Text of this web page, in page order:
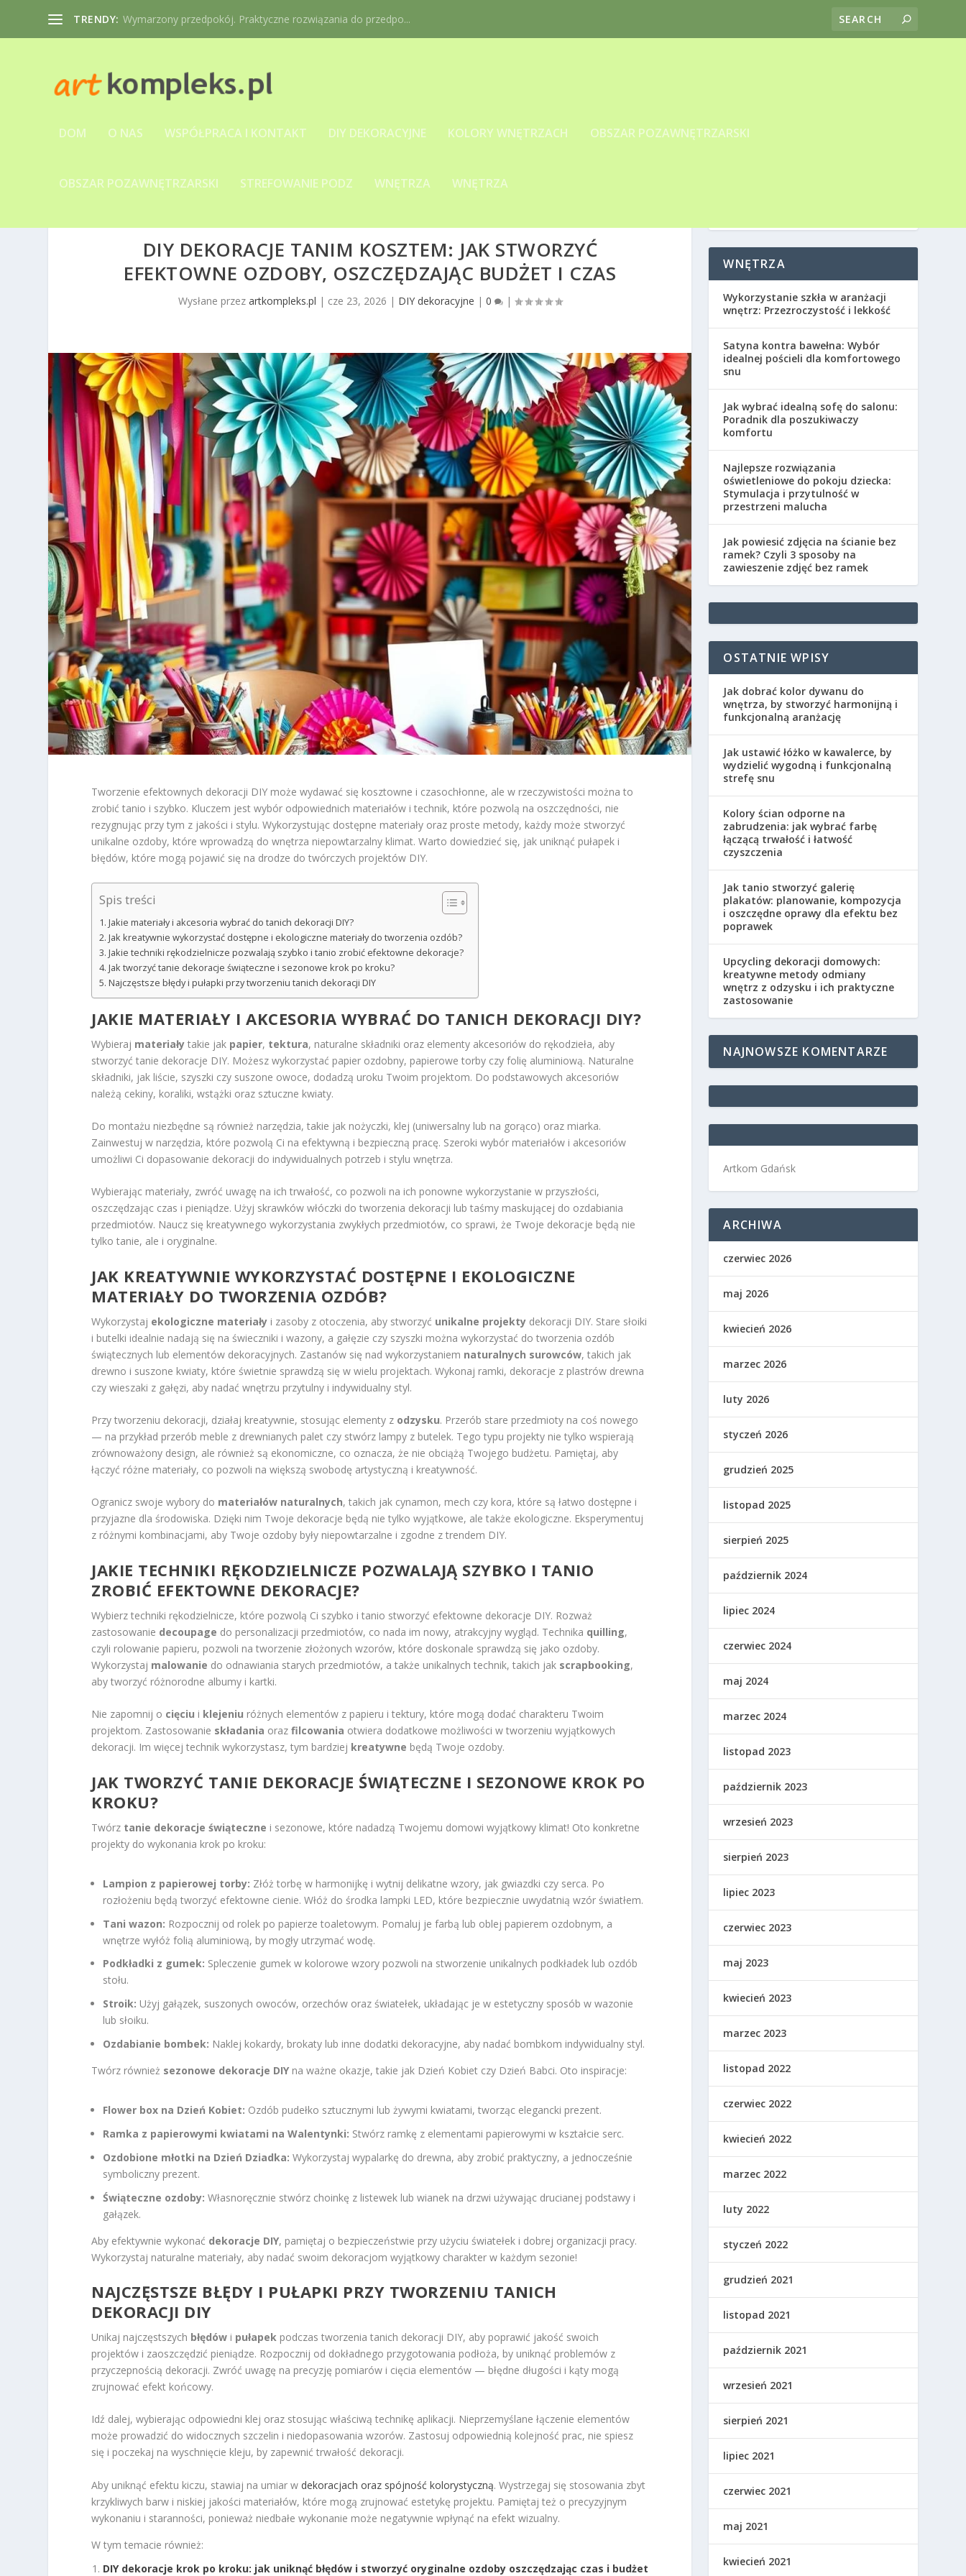
TRENDY: Wymarzony przedpokój. Praktyczne rozwiązania do przedpo...
DOM O NAS WSPÓŁPRACA I KONTAKT DIY DEKORACYJNE KOLORY WNĘTRZACH OBSZAR POZAWNĘTRZARSKI
OBSZAR POZAWNĘTRZARSKI STREFOWANIE PODZ WNĘTRZA WNĘTRZA
DIY DEKORACJE TANIM KOSZTEM: JAK STWORZYĆ
EFEKTOWNE OZDOBY, OSZCZĘDZAJĄC BUDŻET I CZAS
Wysłane przez artkompleks.pl | cze 23, 2026 | DIY dekoracyjne | 0 |
Tworzenie efektownych dekoracji DIY może wydawać się kosztowne i czasochłonne, ale w rzeczywistości można to
zrobić tanio i szybko. Kluczem jest wybór odpowiednich materiałów i technik, które pozwolą na oszczędności, nie
rezygnując przy tym z jakości i stylu. Wykorzystując dostępne materiały oraz proste metody, każdy może stworzyć
unikalne ozdoby, które wprowadzą do wnętrza niepowtarzalny klimat. Warto dowiedzieć się, jak uniknąć pułapek i
błędów, które mogą pojawić się na drodze do twórczych projektów DIY.
Spis treści
Jakie materiały i akcesoria wybrać do tanich dekoracji DIY?
Jak kreatywnie wykorzystać dostępne i ekologiczne materiały do tworzenia ozdób?
Jakie techniki rękodzielnicze pozwalają szybko i tanio zrobić efektowne dekoracje?
Jak tworzyć tanie dekoracje świąteczne i sezonowe krok po kroku?
Najczęstsze błędy i pułapki przy tworzeniu tanich dekoracji DIY
JAKIE MATERIAŁY I AKCESORIA WYBRAĆ DO TANICH DEKORACJI DIY?
Wybieraj materiały takie jak papier, tektura, naturalne składniki oraz elementy akcesoriów do rękodzieła, aby
stworzyć tanie dekoracje DIY. Możesz wykorzystać papier ozdobny, papierowe torby czy folię aluminiową. Naturalne
składniki, jak liście, szyszki czy suszone owoce, dodadzą uroku Twoim projektom. Do podstawowych akcesoriów
należą cekiny, koraliki, wstążki oraz sztuczne kwiaty.
Do montażu niezbędne są również narzędzia, takie jak nożyczki, klej (uniwersalny lub na gorąco) oraz miarka.
Zainwestuj w narzędzia, które pozwolą Ci na efektywną i bezpieczną pracę. Szeroki wybór materiałów i akcesoriów
umożliwi Ci dopasowanie dekoracji do indywidualnych potrzeb i stylu wnętrza.
Wybierając materiały, zwróć uwagę na ich trwałość, co pozwoli na ich ponowne wykorzystanie w przyszłości,
oszczędzając czas i pieniądze. Użyj skrawków włóczki do tworzenia dekoracji lub taśmy maskującej do ozdabiania
przedmiotów. Naucz się kreatywnego wykorzystania zwykłych przedmiotów, co sprawi, że Twoje dekoracje będą nie
tylko tanie, ale i oryginalne.
JAK KREATYWNIE WYKORZYSTAĆ DOSTĘPNE I EKOLOGICZNE
MATERIAŁY DO TWORZENIA OZDÓB?
Wykorzystaj ekologiczne materiały i zasoby z otoczenia, aby stworzyć unikalne projekty dekoracji DIY. Stare słoiki
i butelki idealnie nadają się na świeczniki i wazony, a gałęzie czy szyszki można wykorzystać do tworzenia ozdób
świątecznych lub elementów dekoracyjnych. Zastanów się nad wykorzystaniem naturalnych surowców, takich jak
drewno i suszone kwiaty, które świetnie sprawdzą się w wielu projektach. Wykonaj ramki, dekoracje z plastrów drewna
czy wieszaki z gałęzi, aby nadać wnętrzu przytulny i indywidualny styl.
Przy tworzeniu dekoracji, działaj kreatywnie, stosując elementy z odzysku. Przerób stare przedmioty na coś nowego
— na przykład przerób meble z drewnianych palet czy stwórz lampy z butelek. Tego typu projekty nie tylko wspierają
zrównoważony design, ale również są ekonomiczne, co oznacza, że nie obciążą Twojego budżetu. Pamiętaj, aby
łączyć różne materiały, co pozwoli na większą swobodę artystyczną i kreatywność.
Ogranicz swoje wybory do materiałów naturalnych, takich jak cynamon, mech czy kora, które są łatwo dostępne i
przyjazne dla środowiska. Dzięki nim Twoje dekoracje będą nie tylko wyjątkowe, ale także ekologiczne. Eksperymentuj
z różnymi kombinacjami, aby Twoje ozdoby były niepowtarzalne i zgodne z trendem DIY.
JAKIE TECHNIKI RĘKODZIELNICZE POZWALAJĄ SZYBKO I TANIO
ZROBIĆ EFEKTOWNE DEKORACJE?
Wybierz techniki rękodzielnicze, które pozwolą Ci szybko i tanio stworzyć efektowne dekoracje DIY. Rozważ
zastosowanie decoupage do personalizacji przedmiotów, co nada im nowy, atrakcyjny wygląd. Technika quilling,
czyli rolowanie papieru, pozwoli na tworzenie złożonych wzorów, które doskonale sprawdzą się jako ozdoby.
Wykorzystaj malowanie do odnawiania starych przedmiotów, a także unikalnych technik, takich jak scrapbooking,
aby tworzyć różnorodne albumy i kartki.
Nie zapomnij o cięciu i klejeniu różnych elementów z papieru i tektury, które mogą dodać charakteru Twoim
projektom. Zastosowanie składania orazfilcowania otwiera dodatkowe możliwości w tworzeniu wyjątkowych
dekoracji. Im więcej technik wykorzystasz, tym bardziej kreatywne będą Twoje ozdoby.
JAK TWORZYĆ TANIE DEKORACJE ŚWIĄTECZNE I SEZONOWE KROK PO
KROKU?
Twórz tanie dekoracje świąteczne i sezonowe, które nadadzą Twojemu domowi wyjątkowy klimat! Oto konkretne
projekty do wykonania krok po kroku:
Lampion z papierowej torby: Złóż torbę w harmonijkę i wytnij delikatne wzory, jak gwiazdki czy serca. Po
rozłożeniu będą tworzyć efektowne cienie. Włóż do środka lampki LED, które bezpiecznie uwydatnią wzór światłem.
Tani wazon: Rozpocznij od rolek po papierze toaletowym. Pomaluj je farbą lub oblej papierem ozdobnym, a
wnętrze wyłóż folią aluminiową, by mogły utrzymać wodę.
Podkładki z gumek: Spleczenie gumek w kolorowe wzory pozwoli na stworzenie unikalnych podkładek lub ozdób
stołu.
Stroik: Użyj gałązek, suszonych owoców, orzechów oraz światełek, układając je w estetyczny sposób w wazonie
lub słoiku.
Ozdabianie bombek: Naklej kokardy, brokaty lub inne dodatki dekoracyjne, aby nadać bombkom indywidualny styl.
Twórz również sezonowe dekoracje DIY na ważne okazje, takie jak Dzień Kobiet czy Dzień Babci. Oto inspiracje:
Flower box na Dzień Kobiet: Ozdób pudełko sztucznymi lub żywymi kwiatami, tworząc elegancki prezent.
Ramka z papierowymi kwiatami na Walentynki: Stwórz ramkę z elementami papierowymi w kształcie serc.
Ozdobione młotki na Dzień Dziadka: Wykorzystaj wypalarkę do drewna, aby zrobić praktyczny, a jednocześnie
symboliczny prezent.
Świąteczne ozdoby: Własnoręcznie stwórz choinkę z listewek lub wianek na drzwi używając drucianej podstawy i
gałązek.
Aby efektywnie wykonać dekoracje DIY, pamiętaj o bezpieczeństwie przy użyciu światełek i dobrej organizacji pracy.
Wykorzystaj naturalne materiały, aby nadać swoim dekoracjom wyjątkowy charakter w każdym sezonie!
NAJCZĘSTSZE BŁĘDY I PUŁAPKI PRZY TWORZENIU TANICH
DEKORACJI DIY
Unikaj najczęstszych błędów i pułapek podczas tworzenia tanich dekoracji DIY, aby poprawić jakość swoich
projektów i zaoszczędzić pieniądze. Rozpocznij od dokładnego przygotowania podłoża, by uniknąć problemów z
przyczepnością dekoracji. Zwróć uwagę na precyzję pomiarów i cięcia elementów — błędne długości i kąty mogą
zrujnować efekt końcowy.
Idź dalej, wybierając odpowiedni klej oraz stosując właściwą technikę aplikacji. Nieprzemyślane łączenie elementów
może prowadzić do widocznych szczelin i niedopasowania wzorów. Zastosuj odpowiednią kolejność prac, nie spiesz
się i poczekaj na wyschnięcie kleju, by zapewnić trwałość dekoracji.
Aby uniknąć efektu kiczu, stawiaj na umiar w dekoracjach oraz spójność kolorystyczną. Wystrzegaj się stosowania zbyt
krzykliwych barw i niskiej jakości materiałów, które mogą zrujnować estetykę projektu. Pamiętaj też o precyzyjnym
wykonaniu i staranności, ponieważ niedbałe wykonanie może negatywnie wpłynąć na efekt wizualny.
W tym temacie również:
DIY dekoracje krok po kroku: jak uniknąć błędów i stworzyć oryginalne ozdoby oszczędzając czas i budżet
WNĘTRZA
Wykorzystanie szkła w aranżacji
wnętrz: Przezroczystość i lekkość
Satyna kontra bawełna: Wybór
idealnej pościeli dla komfortowego
snu
Jak wybrać idealną sofę do salonu:
Poradnik dla poszukiwaczy
komfortu
Najlepsze rozwiązania
oświetleniowe do pokoju dziecka:
Stymulacja i przytulność w
przestrzeni malucha
Jak powiesić zdjęcia na ścianie bez
ramek? Czyli 3 sposoby na
zawieszenie zdjęć bez ramek
OSTATNIE WPISY
Jak dobrać kolor dywanu do
wnętrza, by stworzyć harmonijną i
funkcjonalną aranżację
Jak ustawić łóżko w kawalerce, by
wydzielić wygodną i funkcjonalną
strefę snu
Kolory ścian odporne na
zabrudzenia: jak wybrać farbę
łączącą trwałość i łatwość
czyszczenia
Jak tanio stworzyć galerię
plakatów: planowanie, kompozycja
i oszczędne oprawy dla efektu bez
poprawek
Upcycling dekoracji domowych:
kreatywne metody odmiany
wnętrz z odzysku i ich praktyczne
zastosowanie
NAJNOWSZE KOMENTARZE
Artkom Gdańsk
ARCHIWA
czerwiec 2026
maj 2026
kwiecień 2026
marzec 2026
luty 2026
styczeń 2026
grudzień 2025
listopad 2025
sierpień 2025
październik 2024
lipiec 2024
czerwiec 2024
maj 2024
marzec 2024
listopad 2023
październik 2023
wrzesień 2023
sierpień 2023
lipiec 2023
czerwiec 2023
maj 2023
kwiecień 2023
marzec 2023
listopad 2022
czerwiec 2022
kwiecień 2022
marzec 2022
luty 2022
styczeń 2022
grudzień 2021
listopad 2021
październik 2021
wrzesień 2021
sierpień 2021
lipiec 2021
czerwiec 2021
maj 2021
kwiecień 2021